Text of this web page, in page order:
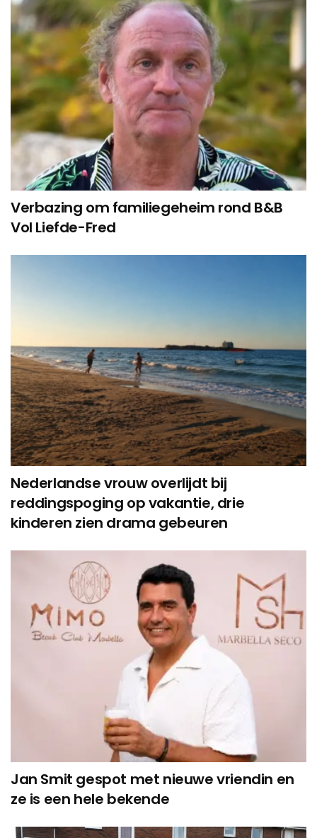
Verbazing om familiegeheim rond B&B
Vol Liefde-Fred
Nederlandse vrouw overlijdt bij
reddingspoging op vakantie, drie
kinderen zien drama gebeuren
Jan Smit gespot met nieuwe vriendin en
ze is een hele bekende